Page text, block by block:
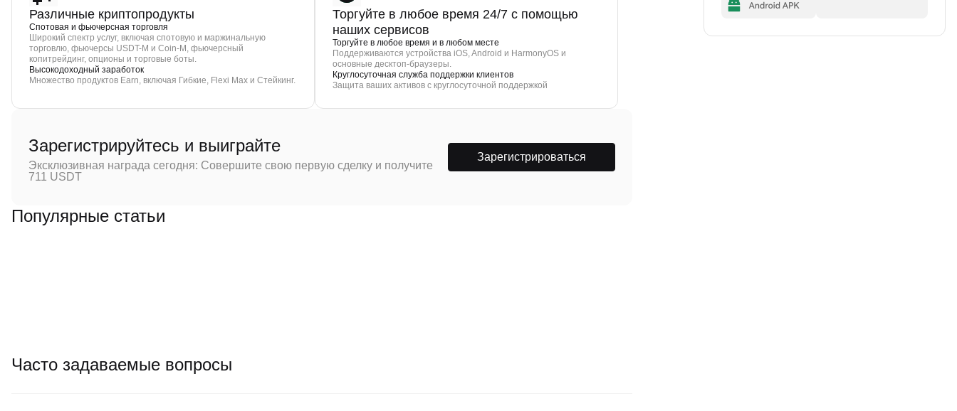
Различные криптопродукты
Спотовая и фьючерсная торговля
Широкий спектр услуг, включая спотовую и маржинальную
торговлю, фьючерсы USDT-M и Coin-M, фьючерсный
копитрейдинг, опционы и торговые боты.
Высокодоходный заработок
Множество продуктов Earn, включая Гибкие, Flexi Max и Стейкинг.
Торгуйте в любое время 24/7 с помощью
наших сервисов
Торгуйте в любое время и в любом месте
Поддерживаются устройства iOS, Android и HarmonyOS и
основные десктоп-браузеры.
Круглосуточная служба поддержки клиентов
Защита ваших активов с круглосуточной поддержкой
Зарегистрируйтесь и выиграйте
Эксклюзивная награда сегодня: Совершите свою первую сделку и получите
711 USDT
Зарегистрироваться
Популярные статьи
Часто задаваемые вопросы